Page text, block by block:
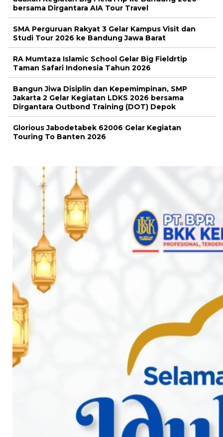
bersama Dirgantara AIA Tour Travel
SMA Perguruan Rakyat 3 Gelar Kampus Visit dan
Studi Tour 2026 ke Bandung Jawa Barat
RA Mumtaza Islamic School Gelar Big Fieldrtip
Taman Safari Indonesia Tahun 2026
Bangun Jiwa Disiplin dan Kepemimpinan, SMP
Jakarta 2 Gelar Kegiatan LDKS 2026 bersama
Dirgantara Outbond Training (DOT) Depok
Glorious Jabodetabek 62006 Gelar Kegiatan
Touring To Banten 2026